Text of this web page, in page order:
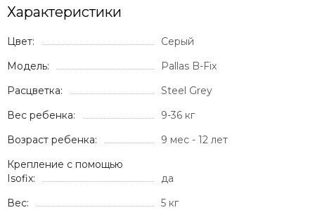
Характеристики
Цвет:
Серый
Модель:
Pallas B-Fix
Расцветка:
Steel Grey
Вес ребенка:
9-36 кг
Возраст ребенка:
9 мес - 12 лет
Крепление с помощью
Isofix:
да
Вес:
5 кг